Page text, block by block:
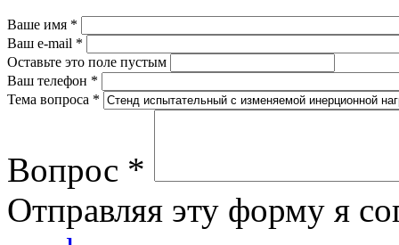
Ваше имя *
Ваш e-mail *
Оставьте это поле пустым
Ваш телефон *
Тема вопроса *
Вопрос *
Отправляя эту форму я